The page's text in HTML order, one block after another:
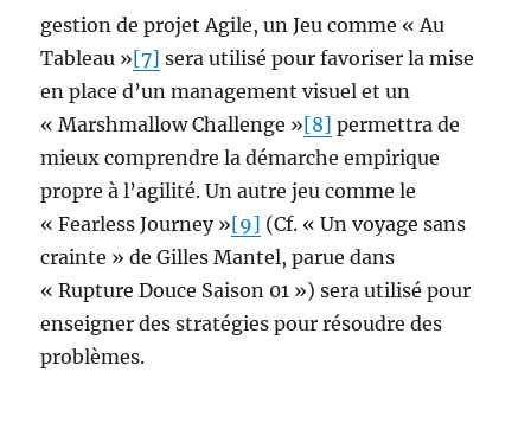
gestion de projet Agile, un Jeu comme « Au
Tableau »[7] sera utilisé pour favoriser la mise
en place d’un management visuel et un
« Marshmallow Challenge »[8] permettra de
mieux comprendre la démarche empirique
propre à l’agilité. Un autre jeu comme le
« Fearless Journey »[9] (Cf. « Un voyage sans
crainte » de Gilles Mantel, parue dans
« Rupture Douce Saison 01 ») sera utilisé pour
enseigner des stratégies pour résoudre des
problèmes.